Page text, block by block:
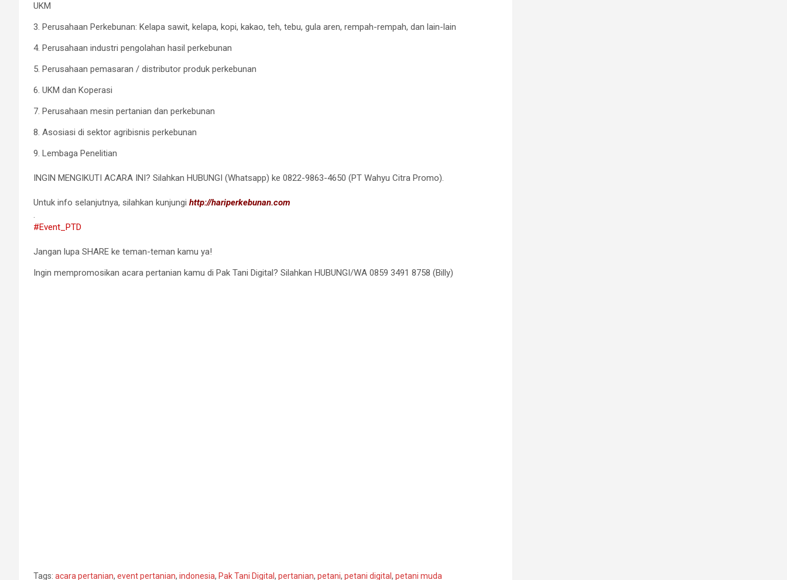
UKM
3. Perusahaan Perkebunan: Kelapa sawit, kelapa, kopi, kakao, teh, tebu, gula aren, rempah-rempah, dan lain-lain
4. Perusahaan industri pengolahan hasil perkebunan
5. Perusahaan pemasaran / distributor produk perkebunan
6. UKM dan Koperasi
7. Perusahaan mesin pertanian dan perkebunan
8. Asosiasi di sektor agribisnis perkebunan
9. Lembaga Penelitian
INGIN MENGIKUTI ACARA INI? Silahkan HUBUNGI (Whatsapp) ke 0822-9863-4650 (PT Wahyu Citra Promo).
Untuk info selanjutnya, silahkan kunjungi http://hariperkebunan.com⠀
.
#Event_PTD
Jangan lupa SHARE ke teman-teman kamu ya!
Ingin mempromosikan acara pertanian kamu di Pak Tani Digital? Silahkan HUBUNGI/WA 0859 3491 8758 (Billy)
Tags: acara pertanian, event pertanian, indonesia, Pak Tani Digital, pertanian, petani, petani digital, petani muda